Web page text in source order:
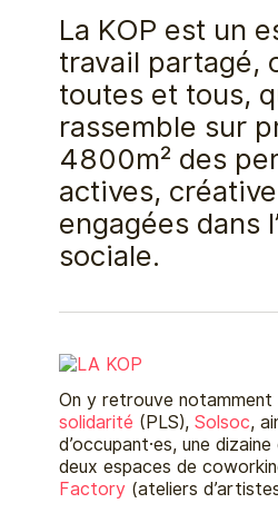
La KOP est un
travail partagé,
toutes et tous,
rassemble sur
4800m² des
actives,
engagées dans
sociale.
On y retrouve notamment
solidarité (PLS),Solsoc,
d’occupant·es, une
deux espaces de
Factory (ateliers